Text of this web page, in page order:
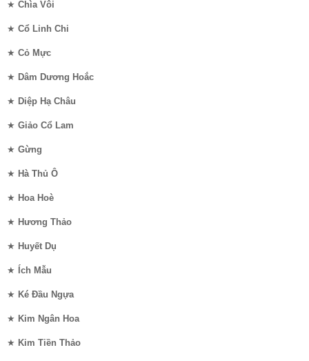
★ Chìa Vôi
★ Cổ Linh Chi
★ Cỏ Mực
★ Dâm Dương Hoắc
★ Diệp Hạ Châu
★ Giảo Cổ Lam
★ Gừng
★ Hà Thủ Ô
★ Hoa Hoè
★ Hương Thảo
★ Huyết Dụ
★ Ích Mẫu
★ Ké Đầu Ngựa
★ Kim Ngân Hoa
★ Kim Tiền Thảo